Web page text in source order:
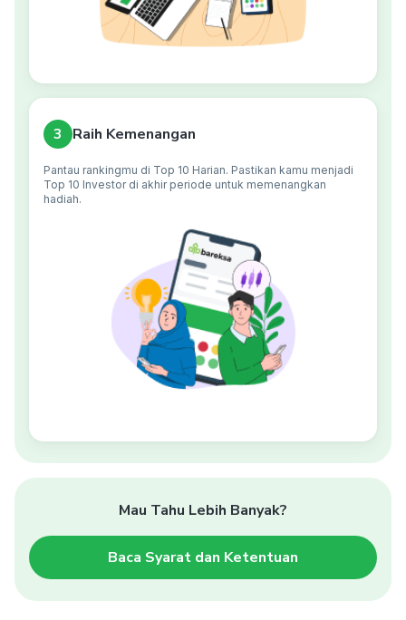
3 Raih Kemenangan
Pantau rankingmu di Top 10 Harian. Pastikan kamu menjadi
Top 10 Investor di akhir periode untuk memenangkan
hadiah.
Mau Tahu Lebih Banyak?
Baca Syarat dan Ketentuan